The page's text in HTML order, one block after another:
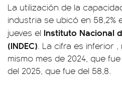
La utilización de la
industria se ubicó en 58,2%
jueves el Instituto Nacional
(INDEC). La cifra es inferior ,
mismo mes de 2024, que
del 2025, que fue del 58,8.